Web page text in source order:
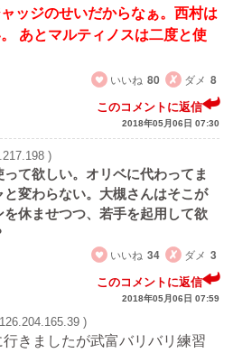
ッジのせいだからなぁ。西村は
あとマルティノスは二度と使
いいね 80 ダメ 8
このコメントに返信
2018年05月06日 07:30
)
て欲しい。オリベに代わってま
変わらない。大槻さんはそこが
休ませつつ、若手を起用して欲
いいね 34 ダメ 3
このコメントに返信
2018年05月06日 07:59
)
きましたが武富バリバリ練習